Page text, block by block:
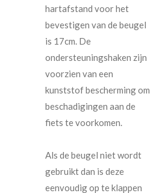
hartafstand voor het
bevestigen van de beugel
is 17cm. De
ondersteuningshaken zijn
voorzien van een
kunststof bescherming om
beschadigingen aan de
fiets te voorkomen.
Als de beugel niet wordt
gebruikt dan is deze
eenvoudig op te klappen